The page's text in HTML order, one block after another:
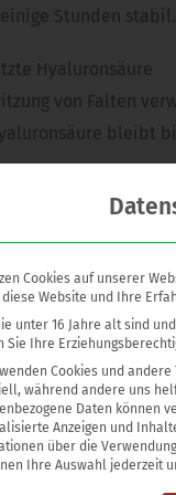
Stunden
Hyaluronsäure
von Falten
bleibt
wie z. B.
einen
im
mit
Cookies auf unserer
Website und Ihre
unter 16 Jahre alt sind
Sie Ihre
Cookies und
während andere uns
Daten können
Anzeigen und
über die
Ihre Auswahl jederzeit